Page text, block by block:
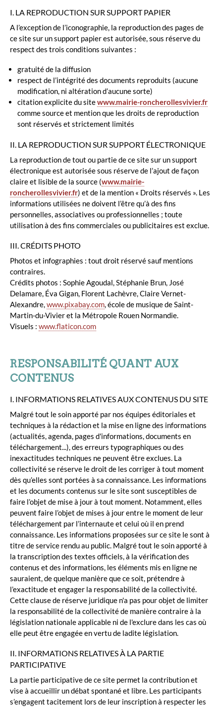
I. LA REPRODUCTION SUR SUPPORT PAPIER
A l’exception de l’iconographie, la reproduction des pages de
ce site sur un support papier est autorisée, sous réserve du
respect des trois conditions suivantes :
gratuité de la diffusion
respect de l’intégrité des documents reproduits (aucune
modification, ni altération d’aucune sorte)
citation explicite du sitewww.mairie-roncherollesvivier.fr
comme source et mention que les droits de reproduction
sont réservés et strictement limités
II. LA REPRODUCTION SUR SUPPORT ÉLECTRONIQUE
La reproduction de tout ou partie de ce site sur un support
électronique est autorisée sous réserve de l’ajout de façon
claire et lisible de la source (www.mairie-
roncherollesvivier.fr) et de la mention « Droits réservés ». Les
informations utilisées ne doivent l’être qu’à des fins
personnelles, associatives ou professionnelles ; toute
utilisation à des fins commerciales ou publicitaires est exclue.
III. CRÉDITS PHOTO
Photos et infographies : tout droit réservé sauf mentions
contraires.
Crédits photos : Sophie Agoudal, Stéphanie Brun, José
Delamare, Éva Gigan, Florent Lachèvre, Claire Vernet-
Alexandre,www.pixabay.com, école de musique de Saint-
Martin-du-Vivier et la Métropole Rouen Normandie.
Visuels : www.flaticon.com
RESPONSABILITÉ QUANT AUX
CONTENUS
I. INFORMATIONS RELATIVES AUX CONTENUS DU SITE
Malgré tout le soin apporté par nos équipes éditoriales et
techniques à la rédaction et la mise en ligne des informations
(actualités, agenda, pages d'informations, documents en
téléchargement...), des erreurs typographiques ou des
inexactitudes techniques ne peuvent être exclues. La
collectivité se réserve le droit de les corriger à tout moment
dès qu’elles sont portées à sa connaissance. Les informations
et les documents contenus sur le site sont susceptibles de
faire l’objet de mise à jour à tout moment. Notamment, elles
peuvent faire l’objet de mises à jour entre le moment de leur
téléchargement par l’internaute et celui où il en prend
connaissance. Les informations proposées sur ce site le sont à
titre de service rendu au public. Malgré tout le soin apporté à
la transcription des textes officiels, à la vérification des
contenus et des informations, les éléments mis en ligne ne
sauraient, de quelque manière que ce soit, prétendre à
l’exactitude et engager la responsabilité de la collectivité.
Cette clause de réserve juridique n'a pas pour objet de limiter
la responsabilité de la collectivité de manière contraire à la
législation nationale applicable ni de l'exclure dans les cas où
elle peut être engagée en vertu de ladite législation.
II. INFORMATIONS RELATIVES À LA PARTIE
PARTICIPATIVE
La partie participative de ce site permet la contribution et
vise à accueillir un débat spontané et libre. Les participants
s’engagent tacitement lors de leur inscription à respecter les